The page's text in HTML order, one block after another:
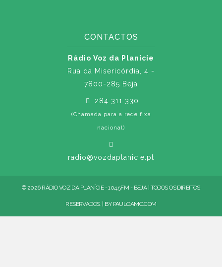
CONTACTOS
Rádio Voz da Planície
Rua da Misericórdia, 4 -
7800-285 Beja
284 311 330
(Chamada para a rede fixa
nacional)
radio@vozdaplanicie.pt
© 2026 RÁDIO VOZ DA PLANÍCIE - 104.5FM - BEJA | TODOS OS DIREITOS
RESERVADOS. | BY PAULOAMC.COM